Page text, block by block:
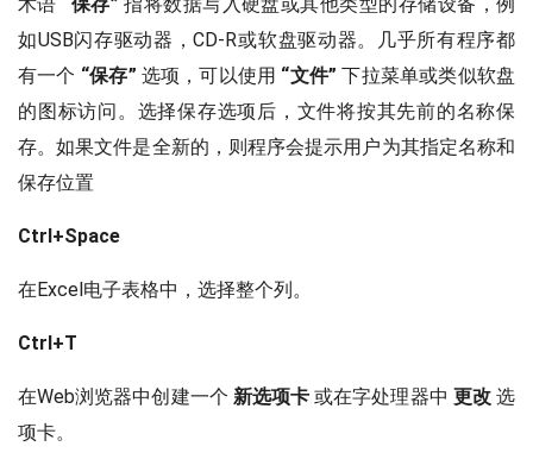
如USB闪存驱动器，CD-R或软盘驱动器。几乎所有程序都
有一个 “保存” 选项，可以使用 “文件” 下拉菜单或类似软盘
的图标访问。选择保存选项后，文件将按其先前的名称保
存。如果文件是全新的，则程序会提示用户为其指定名称和
保存位置
Ctrl+Space
在Excel电子表格中，选择整个列。
Ctrl+T
在Web浏览器中创建一个 新选项卡 或在字处理器中 更改选
项卡。